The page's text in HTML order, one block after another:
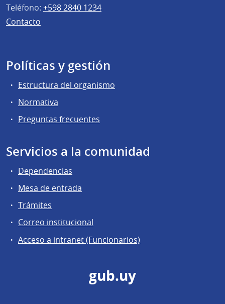
Teléfono: +598 2840 1234
Contacto
Políticas y gestión
Estructura del organismo
Normativa
Preguntas frecuentes
Servicios a la comunidad
Dependencias
Mesa de entrada
Trámites
Correo institucional
Acceso a intranet (Funcionarios)
gub.uy